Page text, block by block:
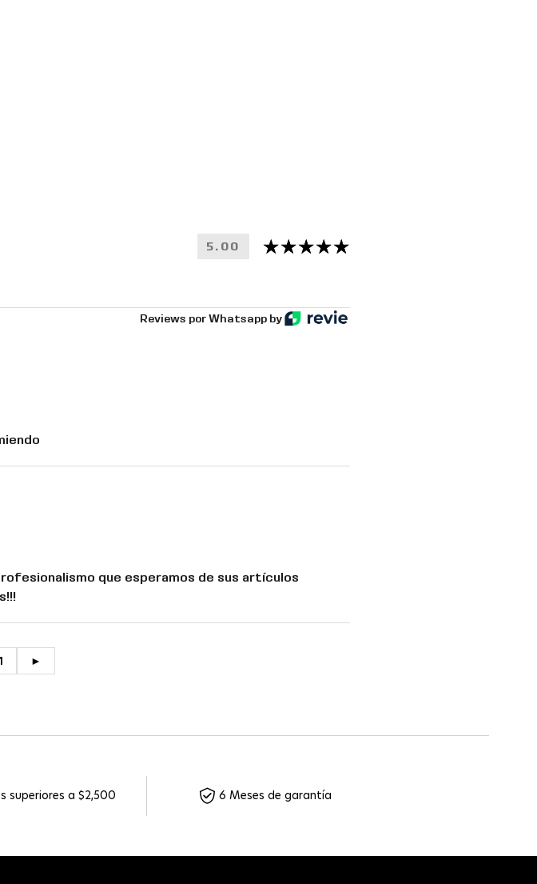
5.00
Reviews por Whatsapp by
que esperamos de sus artículos
►
superiores a $2,500 6 Meses de garantía